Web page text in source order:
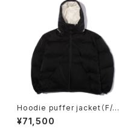
Hoodie puffer jacket（F/C
E.×DIGAWEL)
¥71,500